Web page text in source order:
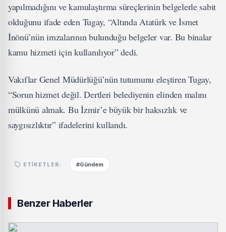
yapılmadığını ve kamulaştırma süreçlerinin belgelerle sabit
olduğunu ifade eden Tugay, “Altında Atatürk ve İsmet
İnönü’nün imzalarının bulunduğu belgeler var. Bu binalar
kamu hizmeti için kullanılıyor” dedi.
Vakıflar Genel Müdürlüğü’nün tutumunu eleştiren Tugay,
“Sorun hizmet değil. Dertleri belediyenin elinden malını
mülkünü almak. Bu İzmir’e büyük bir haksızlık ve
saygısızlıktır” ifadelerini kullandı.
ETIKETLER: #Gündem
Benzer Haberler